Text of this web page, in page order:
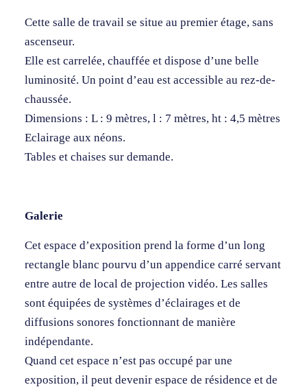
Cette salle de travail se situe au premier étage, sans
ascenseur.
Elle est carrelée, chauffée et dispose d’une belle
luminosité. Un point d’eau est accessible au rez-de-
chaussée.
Dimensions : L : 9 mètres, l : 7 mètres, ht : 4,5 mètres
Eclairage aux néons.
Tables et chaises sur demande.
Galerie
Cet espace d’exposition prend la forme d’un long
rectangle blanc pourvu d’un appendice carré servant
entre autre de local de projection vidéo. Les salles
sont équipées de systèmes d’éclairages et de
diffusions sonores fonctionnant de manière
indépendante.
Quand cet espace n’est pas occupé par une
exposition, il peut devenir espace de résidence et de